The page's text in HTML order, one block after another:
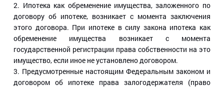
2. Ипотека как обременение имущества, заложенного по
договору об ипотеке, возникает с момента заключения
этого договора. При ипотеке в силу закона ипотека как
обременение имущества возникает с момента
государственной регистрации права собственности на это
имущество, если иное не установлено договором.
3. Предусмотренные настоящим Федеральным законом и
договором об ипотеке права залогодержателя (право